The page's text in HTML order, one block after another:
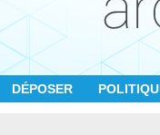
DÉPOSER